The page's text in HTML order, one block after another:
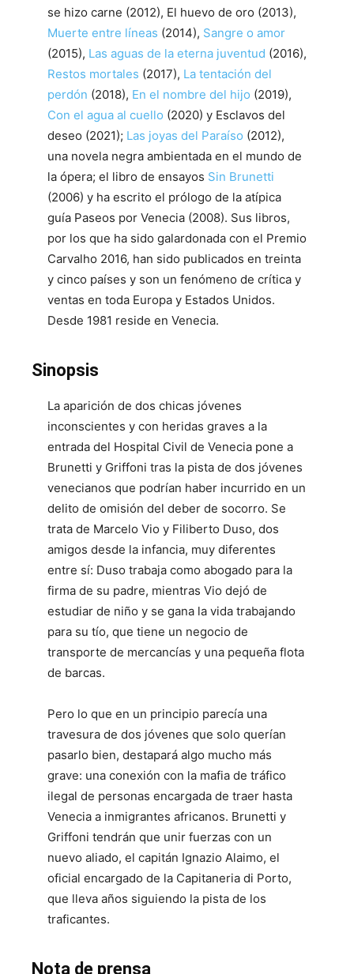
se hizo carne (2012), El huevo de oro (2013),
Muerte entre líneas (2014), Sangre o amor
(2015), Las aguas de la eterna juventud (2016),
Restos mortales (2017), La tentación del
perdón (2018), En el nombre del hijo (2019),
Con el agua al cuello (2020) y Esclavos del
deseo (2021); Las joyas del Paraíso (2012),
una novela negra ambientada en el mundo de
la ópera; el libro de ensayos Sin Brunetti
(2006) y ha escrito el prólogo de la atípica
guía Paseos por Venecia (2008). Sus libros,
por los que ha sido galardonada con el Premio
Carvalho 2016, han sido publicados en treinta
y cinco países y son un fenómeno de crítica y
ventas en toda Europa y Estados Unidos.
Desde 1981 reside en Venecia.
Sinopsis
La aparición de dos chicas jóvenes
inconscientes y con heridas graves a la
entrada del Hospital Civil de Venecia pone a
Brunetti y Griffoni tras la pista de dos jóvenes
venecianos que podrían haber incurrido en un
delito de omisión del deber de socorro. Se
trata de Marcelo Vio y Filiberto Duso, dos
amigos desde la infancia, muy diferentes
entre sí: Duso trabaja como abogado para la
firma de su padre, mientras Vio dejó de
estudiar de niño y se gana la vida trabajando
para su tío, que tiene un negocio de
transporte de mercancías y una pequeña flota
de barcas.
Pero lo que en un principio parecía una
travesura de dos jóvenes que solo querían
pasarlo bien, destapará algo mucho más
grave: una conexión con la mafia de tráfico
ilegal de personas encargada de traer hasta
Venecia a inmigrantes africanos. Brunetti y
Griffoni tendrán que unir fuerzas con un
nuevo aliado, el capitán Ignazio Alaimo, el
oficial encargado de la Capitaneria di Porto,
que lleva años siguiendo la pista de los
traficantes.
Nota de prensa